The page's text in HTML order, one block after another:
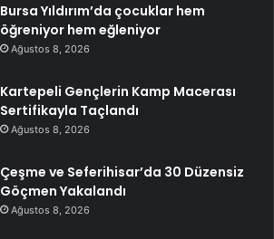
Bursa Yıldırım’da çocuklar hem
öğreniyor hem eğleniyor
Ağustos 8, 2026
Kartepeli Gençlerin Kamp Macerası
Sertifikayla Taçlandı
Ağustos 8, 2026
Çeşme ve Seferihisar’da 30 Düzensiz
Göçmen Yakalandı
Ağustos 8, 2026